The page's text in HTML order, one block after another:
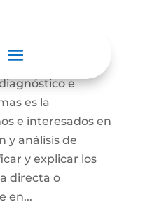
de
de
e
es la
e interesados en
y análisis de
y explicar los
directa o
en...